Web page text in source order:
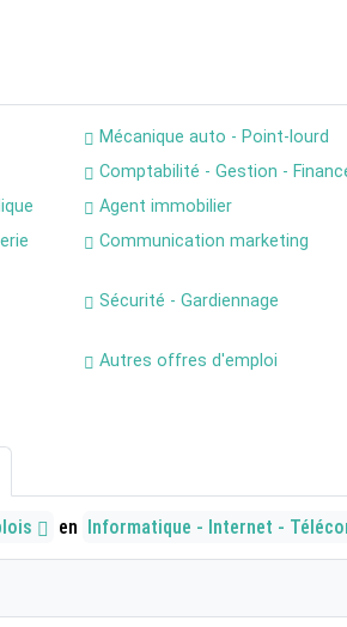
Mécanique auto - Point-lourd
Comptabilité - Gestion -
Agent immobilier
Communication marketing
Sécurité - Gardiennage
Autres offres d'emploi
en Informatique - Internet -